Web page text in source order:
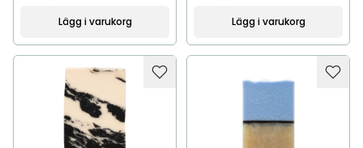
Lägg i varukorg Lägg i varukorg